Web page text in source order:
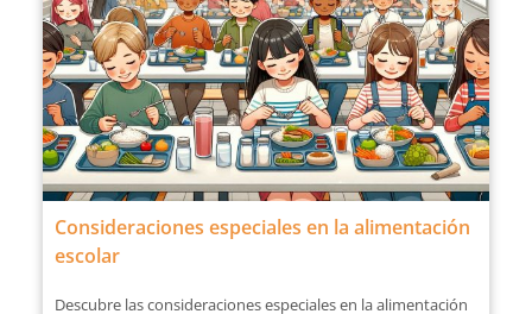
Consideraciones especiales en la alimentación
escolar
Descubre las consideraciones especiales en la alimentación